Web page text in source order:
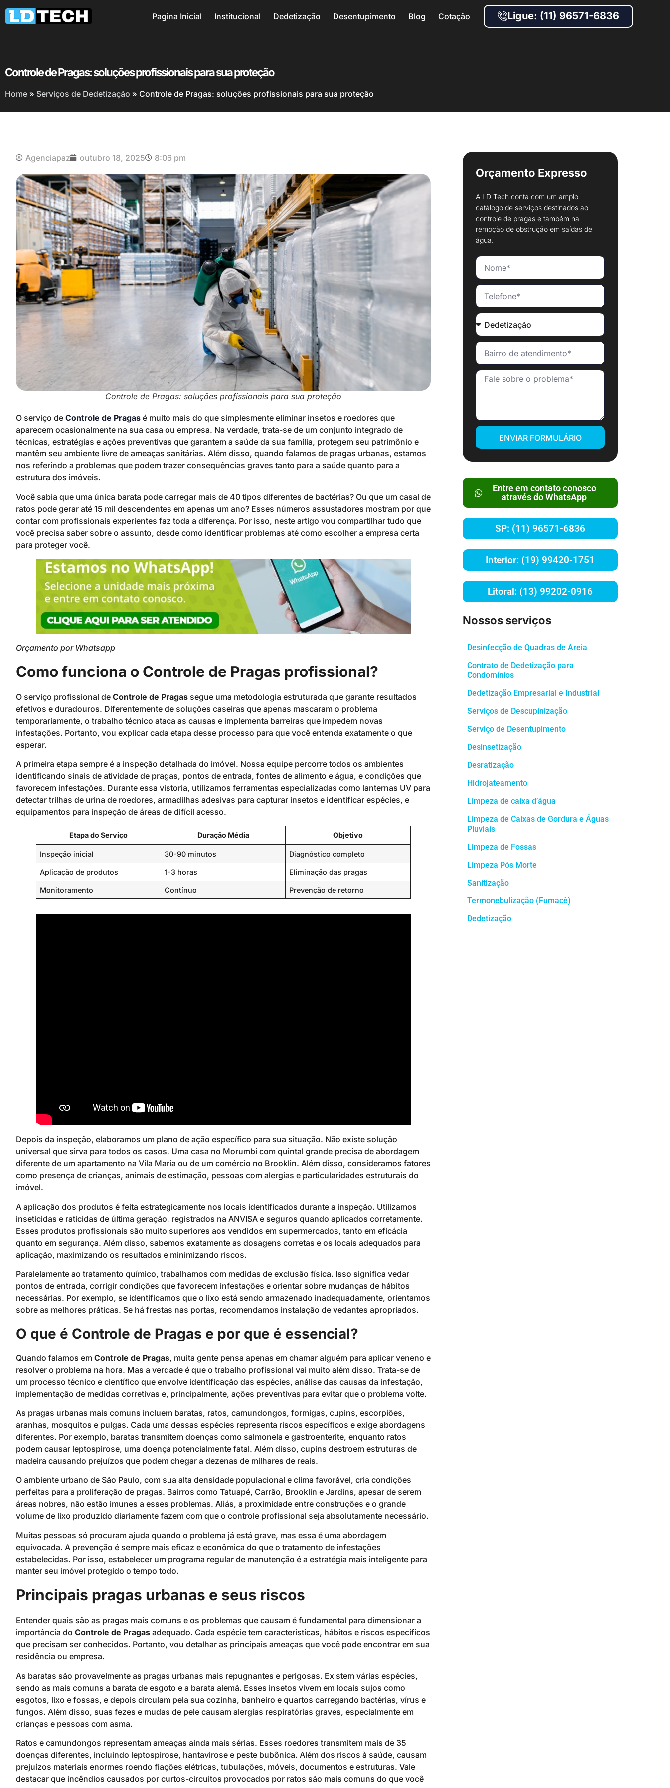
Pagina Inicial Institucional Dedetização Desentupimento Blog Cotação Ligue: (11) 96571-6836
Controle de Pragas: soluções profissionais para sua proteção
Home » Serviços de Dedetização » Controle de Pragas: soluções profissionais para sua proteção
Agenciapaz outubro 18, 2025 8:06 pm
Controle de Pragas: soluções profissionais para sua proteção
O serviço de Controle de Pragas é muito mais do que simplesmente eliminar insetos e roedores que
aparecem ocasionalmente na sua casa ou empresa. Na verdade, trata-se de um conjunto integrado de
técnicas, estratégias e ações preventivas que garantem a saúde da sua família, protegem seu patrimônio e
mantêm seu ambiente livre de ameaças sanitárias. Além disso, quando falamos de pragas urbanas, estamos
nos referindo a problemas que podem trazer consequências graves tanto para a saúde quanto para a
estrutura dos imóveis.
Você sabia que uma única barata pode carregar mais de 40 tipos diferentes de bactérias? Ou que um casal de
ratos pode gerar até 15 mil descendentes em apenas um ano? Esses números assustadores mostram por que
contar com profissionais experientes faz toda a diferença. Por isso, neste artigo vou compartilhar tudo que
você precisa saber sobre o assunto, desde como identificar problemas até como escolher a empresa certa
para proteger você.
Orçamento por Whatsapp
Como funciona o Controle de Pragas profissional?
O serviço profissional de Controle de Pragas segue uma metodologia estruturada que garante resultados
efetivos e duradouros. Diferentemente de soluções caseiras que apenas mascaram o problema
temporariamente, o trabalho técnico ataca as causas e implementa barreiras que impedem novas
infestações. Portanto, vou explicar cada etapa desse processo para que você entenda exatamente o que
esperar.
A primeira etapa sempre é a inspeção detalhada do imóvel. Nossa equipe percorre todos os ambientes
identificando sinais de atividade de pragas, pontos de entrada, fontes de alimento e água, e condições que
favorecem infestações. Durante essa vistoria, utilizamos ferramentas especializadas como lanternas UV para
detectar trilhas de urina de roedores, armadilhas adesivas para capturar insetos e identificar espécies, e
equipamentos para inspeção de áreas de difícil acesso.
Etapa do Serviço Duração Média Objetivo
Inspeção inicial 30-90 minutos Diagnóstico completo
Aplicação de produtos 1-3 horas Eliminação das pragas
Monitoramento Contínuo Prevenção de retorno
Depois da inspeção, elaboramos um plano de ação específico para sua situação. Não existe solução
universal que sirva para todos os casos. Uma casa no Morumbi com quintal grande precisa de abordagem
diferente de um apartamento na Vila Maria ou de um comércio no Brooklin. Além disso, consideramos fatores
como presença de crianças, animais de estimação, pessoas com alergias e particularidades estruturais do
imóvel.
A aplicação dos produtos é feita estrategicamente nos locais identificados durante a inspeção. Utilizamos
inseticidas e raticidas de última geração, registrados na ANVISA e seguros quando aplicados corretamente.
Esses produtos profissionais são muito superiores aos vendidos em supermercados, tanto em eficácia
quanto em segurança. Além disso, sabemos exatamente as dosagens corretas e os locais adequados para
aplicação, maximizando os resultados e minimizando riscos.
Paralelamente ao tratamento químico, trabalhamos com medidas de exclusão física. Isso significa vedar
pontos de entrada, corrigir condições que favorecem infestações e orientar sobre mudanças de hábitos
necessárias. Por exemplo, se identificamos que o lixo está sendo armazenado inadequadamente, orientamos
sobre as melhores práticas. Se há frestas nas portas, recomendamos instalação de vedantes apropriados.
O que é Controle de Pragas e por que é essencial?
Quando falamos em Controle de Pragas, muita gente pensa apenas em chamar alguém para aplicar veneno e
resolver o problema na hora. Mas a verdade é que o trabalho profissional vai muito além disso. Trata-se de
um processo técnico e científico que envolve identificação das espécies, análise das causas da infestação,
implementação de medidas corretivas e, principalmente, ações preventivas para evitar que o problema volte.
As pragas urbanas mais comuns incluem baratas, ratos, camundongos, formigas, cupins, escorpiões,
aranhas, mosquitos e pulgas. Cada uma dessas espécies representa riscos específicos e exige abordagens
diferentes. Por exemplo, baratas transmitem doenças como salmonela e gastroenterite, enquanto ratos
podem causar leptospirose, uma doença potencialmente fatal. Além disso, cupins destroem estruturas de
madeira causando prejuízos que podem chegar a dezenas de milhares de reais.
O ambiente urbano de São Paulo, com sua alta densidade populacional e clima favorável, cria condições
perfeitas para a proliferação de pragas. Bairros como Tatuapé, Carrão, Brooklin e Jardins, apesar de serem
áreas nobres, não estão imunes a esses problemas. Aliás, a proximidade entre construções e o grande
volume de lixo produzido diariamente fazem com que o controle profissional seja absolutamente necessário.
Muitas pessoas só procuram ajuda quando o problema já está grave, mas essa é uma abordagem
equivocada. A prevenção é sempre mais eficaz e econômica do que o tratamento de infestações
estabelecidas. Por isso, estabelecer um programa regular de manutenção é a estratégia mais inteligente para
manter seu imóvel protegido o tempo todo.
Principais pragas urbanas e seus riscos
Entender quais são as pragas mais comuns e os problemas que causam é fundamental para dimensionar a
importância do Controle de Pragas adequado. Cada espécie tem características, hábitos e riscos específicos
que precisam ser conhecidos. Portanto, vou detalhar as principais ameaças que você pode encontrar em sua
residência ou empresa.
As baratas são provavelmente as pragas urbanas mais repugnantes e perigosas. Existem várias espécies,
sendo as mais comuns a barata de esgoto e a barata alemã. Esses insetos vivem em locais sujos como
esgotos, lixo e fossas, e depois circulam pela sua cozinha, banheiro e quartos carregando bactérias, vírus e
fungos. Além disso, suas fezes e mudas de pele causam alergias respiratórias graves, especialmente em
crianças e pessoas com asma.
Ratos e camundongos representam ameaças ainda mais sérias. Esses roedores transmitem mais de 35
doenças diferentes, incluindo leptospirose, hantavirose e peste bubônica. Além dos riscos à saúde, causam
prejuízos materiais enormes roendo fiações elétricas, tubulações, móveis, documentos e estruturas. Vale
destacar que incêndios causados por curtos-circuitos provocados por ratos são mais comuns do que você
Orçamento Expresso
A LD Tech conta com um amplo
catálogo de serviços destinados ao
controle de pragas e também na
remoção de obstrução em saídas de
água.
ENVIAR FORMULÁRIO
Entre em contato conosco
através do WhatsApp
SP: (11) 96571-6836
Interior: (19) 99420-1751
Litoral: (13) 99202-0916
Nossos serviços
Desinfecção de Quadras de Areia
Contrato de Dedetização para
Condomínios
Dedetização Empresarial e Industrial
Serviços de Descupinização
Serviço de Desentupimento
Desinsetização
Desratização
Hidrojateamento
Limpeza de caixa d’água
Limpeza de Caixas de Gordura e Águas
Pluviais
Limpeza de Fossas
Limpeza Pós Morte
Sanitização
Termonebulização (Fumacê)
Dedetização